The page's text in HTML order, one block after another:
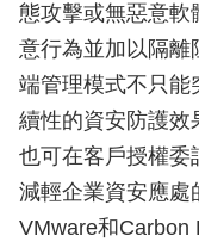
態攻擊或無惡意軟
意行為並加以隔離
端管理模式不只能
續性的資安防護效
也可在客戶授權委
減輕企業資安應處
VMware和Carbon